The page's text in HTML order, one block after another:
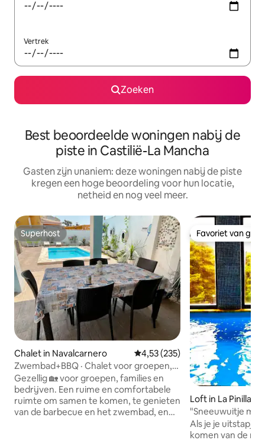
Vertrek
Zoeken
Best beoordeelde woningen nabij de
piste in Castilië-La Mancha
Gasten zijn unaniem: deze woningen nabij de piste
kregen een hoge beoordeling voor hun locatie,
netheid en nog veel meer.
Superhost
Superhost
Chalet in Navalcarnero Gemiddelde beoordeling van
4,53 (235)
Zwembad+BBQ · Chalet voor groepen,
15 minuten van Madrid
Gezellig 🏡 voor groepen, families en
bedrijven. Een ruime en comfortabele
ruimte om samen te komen, te genieten
van de barbecue en het zwembad, en
Favoriet van
Favoriet van
Loft in La Pinilla
"Sneeuwuitje
zwembad".
Als je je uitstapje
komen van de